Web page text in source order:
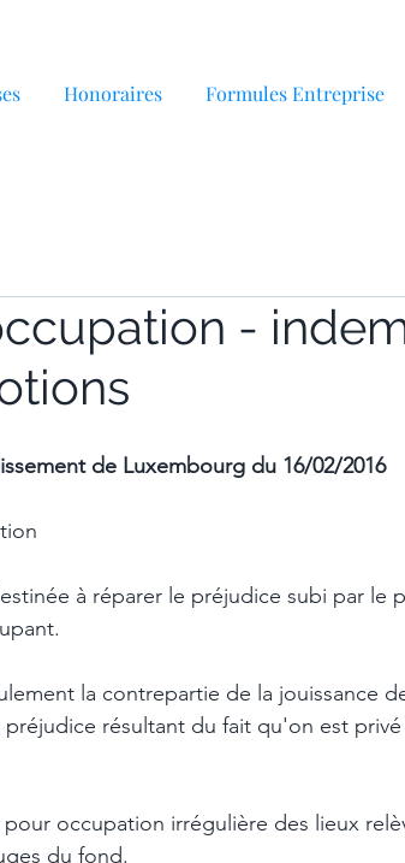
Honoraires Formules Entreprise
-
de Luxembourg du 16/02/2016
à réparer le préjudice subi par le
la contrepartie de la jouissance
résultant du fait qu'on est
occupation irrégulière des lieux
du fond.